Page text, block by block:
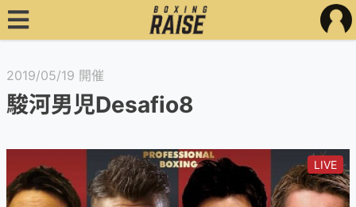
2019/05/19 開催
駿河男児Desafio8
LIVE